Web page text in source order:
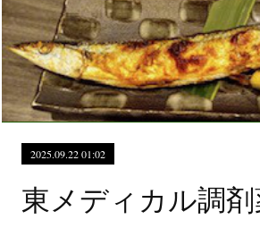
2025.09.22 01:02